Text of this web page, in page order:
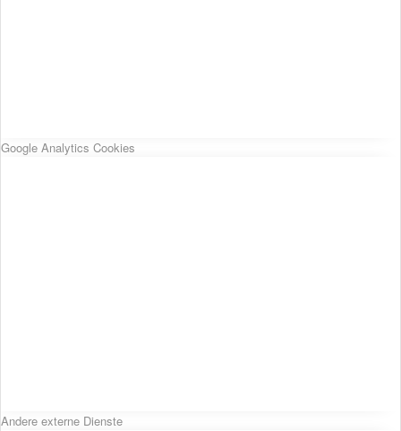
Google Analytics Cookies
Andere externe Dienste